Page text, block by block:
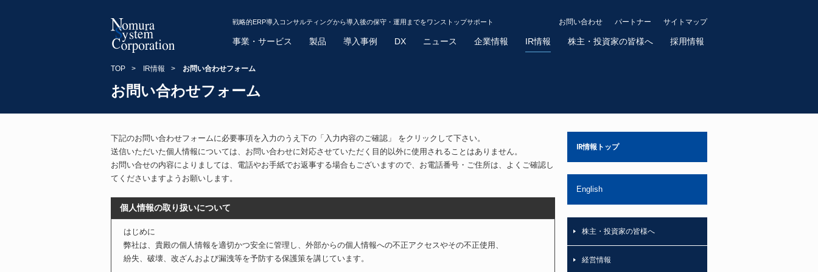
戦略的ERP導入コンサルティングから導入後の保守・運用までをワンストップサポート サイトマップ
パートナー
お問い合わせ
事業・サービス 製品 導入事例 DX ニュース 企業情報 IR情報 株主・投資家の皆様へ 採用情報
TOP > IR情報 > お問い合わせフォーム
お問い合わせフォーム
下記のお問い合わせフォームに必要事項を入力のうえ下の「入力内容のご確認」 をクリックして下さい。
送信いただいた個人情報については、お問い合わせに対応させていただく目的以外に使用されることはありません。
お問い合せの内容によりましては、電話やお手紙でお返事する場合もございますので、お電話番号・ご住所は、よくご確認し
てくださいますようお願いします。
個人情報の取り扱いについて
はじめに
弊社は、貴殿の個人情報を適切かつ安全に管理し、外部からの個人情報への不正アクセスやその不正使用、
紛失、破壊、改ざんおよび漏洩等を予防する保護策を講じています。
IR情報トップ
English
株主・投資家の皆様へ
経営情報